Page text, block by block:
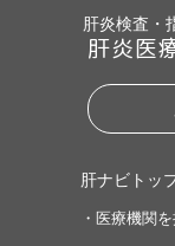
肝炎検査・
肝炎医
肝ナビトッ
・医療機関